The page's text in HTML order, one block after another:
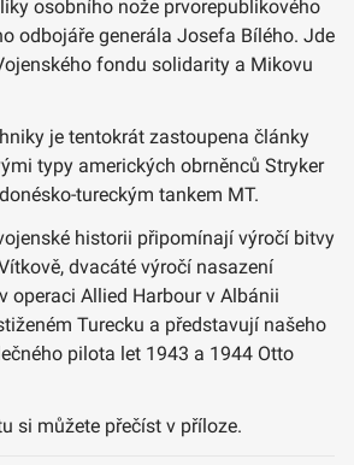
osobního nože prvorepublikového
odbojáře generála Josefa Bílého. Jde
fondu solidarity a Mikovu
je tentokrát zastoupena články
typy amerických obrněnců Stryker
tureckým tankem MT.
historii připomínají výročí bitvy
dvacáté výročí nasazení
operaci Allied Harbour v Albánii
Turecku a představují našeho
pilota let 1943 a 1944 Otto
si můžete přečíst v příloze.